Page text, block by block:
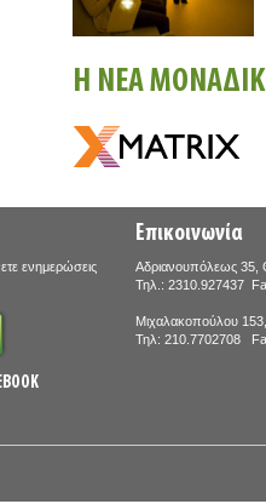
Η ΝΕΑ
ενημερώσεις
Επικοινωνία
Αδριανουπόλεως 35,
Τηλ.: 2310.927437
Μιχαλακοπούλου
Τηλ: 210.7702708